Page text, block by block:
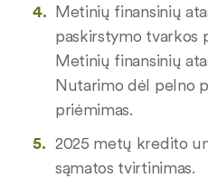
Metinių finansinių
paskirstymo tvarkos
Metinių finansinių
Nutarimo dėl pelno
priėmimas.
2025 metų kredito
sąmatos tvirtinimas.